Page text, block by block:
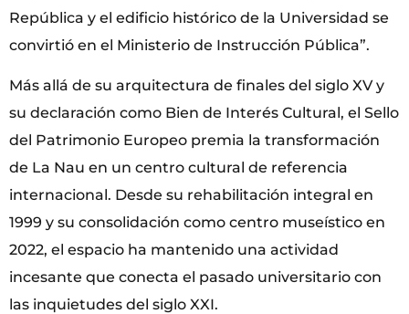
República y el edificio histórico de la Universidad se
convirtió en el Ministerio de Instrucción Pública”.
Más allá de su arquitectura de finales del siglo XV y
su declaración como Bien de Interés Cultural, el Sello
del Patrimonio Europeo premia la transformación
de La Nau en un centro cultural de referencia
internacional. Desde su rehabilitación integral en
1999 y su consolidación como centro museístico en
2022, el espacio ha mantenido una actividad
incesante que conecta el pasado universitario con
las inquietudes del siglo XXI.